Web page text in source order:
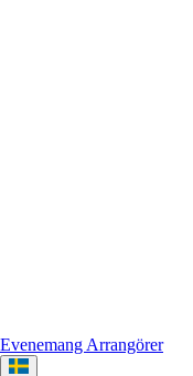
Evenemang Arrangörer